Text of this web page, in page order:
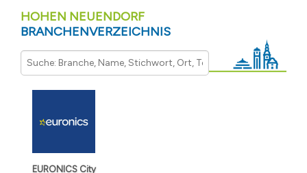
HOHEN NEUENDORF
BRANCHENVERZEICHNIS
EURONICS City